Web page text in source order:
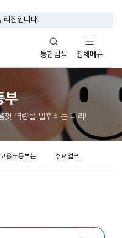
리집입니다.
통합검색
열기
전체메뉴
열기
부
껏 역량을 발휘하는 나라!
고용노동부는 주요업무